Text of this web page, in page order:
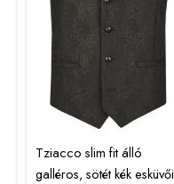
Tziacco slim fit álló
galléros, sötét kék esküvői